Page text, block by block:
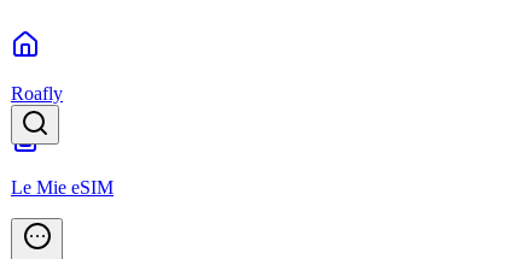
Roafly
Le Mie eSIM